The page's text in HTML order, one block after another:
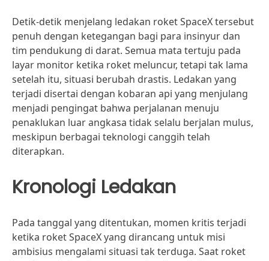
Detik-detik menjelang ledakan roket SpaceX tersebut
penuh dengan ketegangan bagi para insinyur dan
tim pendukung di darat. Semua mata tertuju pada
layar monitor ketika roket meluncur, tetapi tak lama
setelah itu, situasi berubah drastis. Ledakan yang
terjadi disertai dengan kobaran api yang menjulang
menjadi pengingat bahwa perjalanan menuju
penaklukan luar angkasa tidak selalu berjalan mulus,
meskipun berbagai teknologi canggih telah
diterapkan.
Kronologi Ledakan
Pada tanggal yang ditentukan, momen kritis terjadi
ketika roket SpaceX yang dirancang untuk misi
ambisius mengalami situasi tak terduga. Saat roket